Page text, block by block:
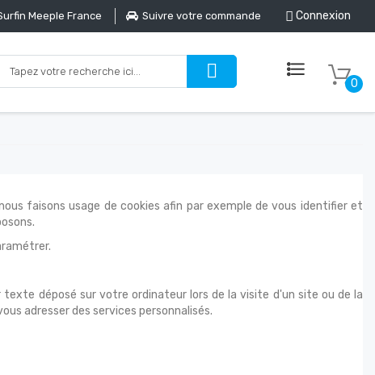
Meeple France Suivre votre commande Connexion
0
faisons usage de cookies afin par exemple de vous identifier et
déposé sur votre ordinateur lors de la visite d'un site ou de la
adresser des services personnalisés.